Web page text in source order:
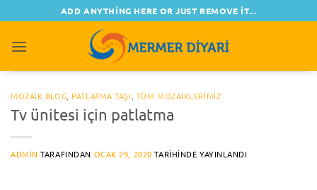
atla
ADD ANYTHING HERE OR JUST REMOVE IT...
MOZAİK BLOG PATLATMA TAŞI TÜM MOZAIKLERIMIZ
Tv ünitesi için patlatma
ADMIN TARAFINDAN OCAK 29, 2020 TARIHINDE YAYINLANDI